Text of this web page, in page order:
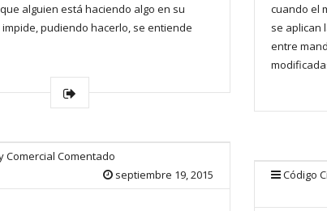
alguien está haciendo algo en su
pudiendo hacerlo, se entiende
cuando el
se aplican
entre
Comercial Comentado
septiembre 19, 2015
Código